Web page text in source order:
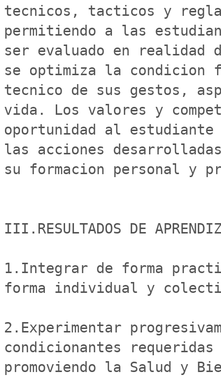
tecnicos, tacticos y
permitiendo a las
ser evaluado en realidad
se optimiza la condicion
tecnico de sus gestos,
vida. Los valores y
oportunidad al
las acciones
su formacion personal y
III.RESULTADOS DE
1.Integrar de forma
forma individual y
2.Experimentar
condicionantes
promoviendo la Salud y